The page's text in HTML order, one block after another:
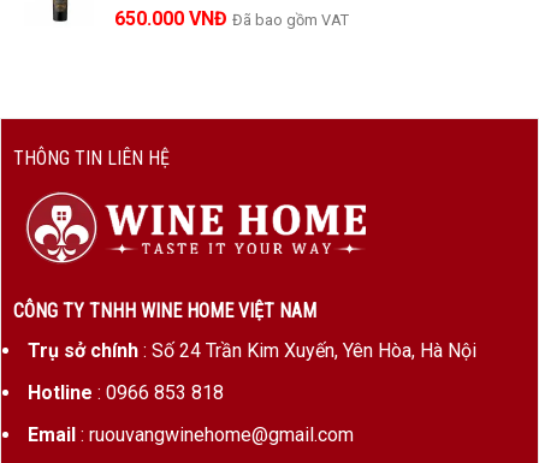
650.000 VNĐ Đã bao gồm VAT
THÔNG TIN LIÊN HỆ
CÔNG TY TNHH WINE HOME VIỆT NAM
Trụ sở chính: Số 24 Trần Kim Xuyến, Yên Hòa, Hà Nội
Hotline : 0966 853 818
Email: ruouvangwinehome@gmail.com